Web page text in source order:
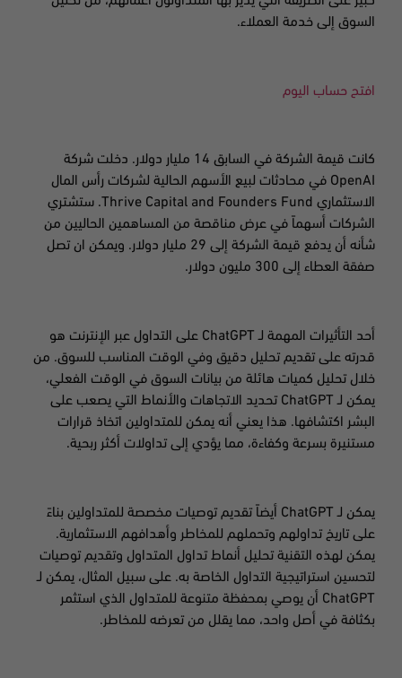
السوق إلى خدمة العملاء.
افتح حساب اليوم
كانت قيمة الشركة في السابق 14 مليار دولار. دخلت شركة
OpenAI في محادثات لبيع الأسهم الحالية لشركات رأس المال
الاستثماري
ستشتري
الشركات أسهماً في عرض مناقصة من المساهمين الحاليين من
شأنه أن يدفع قيمة الشركة إلى 29 مليار دولار. ويمكن ان تصل
صفقة العطاء إلى
أحد التأثيرات المهمة لـChatGPT
على التداول عبر الإنترنت هو
قدرته على تقديم تحليل دقيق وفي الوقت المناسب للسوق. من
خلال تحليل كميات هائلة من بيانات السوق في الوقت الفعلي،
يمكن لـChatGPT
تحديد الاتجاهات والأنماط التي يصعب على
البشر اكتشافها. هذا يعني أنه يمكن للمتداولين اتخاذ قرارات
مستنيرة بسرعة وكفاءة، مما يؤدي إلى تداولات أكثر ربحية.
يمكن لـChatGPT
أيضاً تقديم توصيات مخصصة للمتداولين بناءً
على تاريخ تداولهم وتحملهم للمخاطر وأهدافهم الاستثمارية.
يمكن لهذه التقنية تحليل أنماط تداول المتداول وتقديم توصيات
لتحسين استراتيجية التداول الخاصة به. على سبيل المثال، يمكن لـ
ChatGPT أن يوصي بمحفظة متنوعة للمتداول الذي استثمر
بكثافة في أصل واحد، مما يقلل من تعرضه للمخاطر.